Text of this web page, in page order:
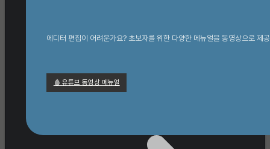
에디터 편집이 어려운가요? 초보자를 위한 다양한 메뉴얼을 동영상으로 제
🩸 유튜브 동영상 메뉴얼